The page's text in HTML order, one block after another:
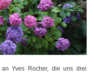
Yves Rocher, die uns drei